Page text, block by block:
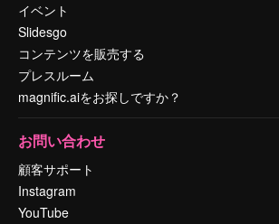
イベント
Slidesgo
コンテンツを販売する
プレスルーム
magnific.aiをお探しですか？
お問い合わせ
顧客サポート
Instagram
YouTube